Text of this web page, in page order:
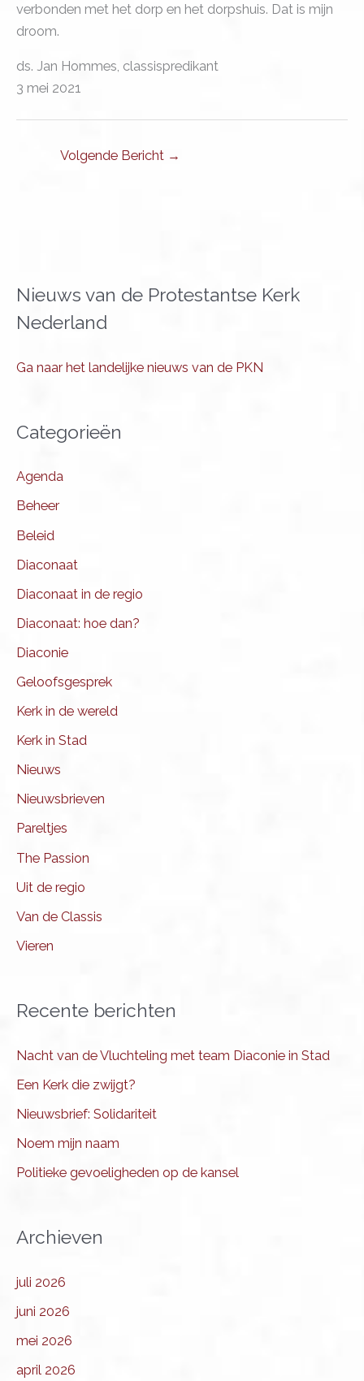
verbonden met het dorp en het dorpshuis. Dat is mijn
droom.
ds. Jan Hommes, classispredikant
3 mei 2021
Volgende Bericht →
Nieuws van de Protestantse Kerk
Nederland
Ga naar het landelijke nieuws van de PKN
Categorieën
Agenda
Beheer
Beleid
Diaconaat
Diaconaat in de regio
Diaconaat: hoe dan?
Diaconie
Geloofsgesprek
Kerk in de wereld
Kerk in Stad
Nieuws
Nieuwsbrieven
Pareltjes
The Passion
Uit de regio
Van de Classis
Vieren
Recente berichten
Nacht van de Vluchteling met team Diaconie in Stad
Een Kerk die zwijgt?
Nieuwsbrief: Solidariteit
Noem mijn naam
Politieke gevoeligheden op de kansel
Archieven
juli 2026
juni 2026
mei 2026
april 2026